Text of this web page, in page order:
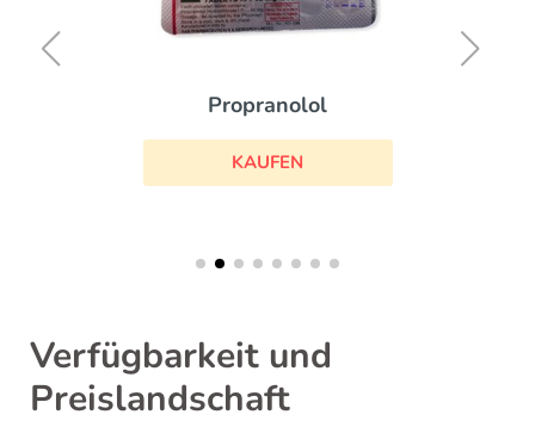
Propranolol
KAUFEN
Verfügbarkeit und
Preislandschaft